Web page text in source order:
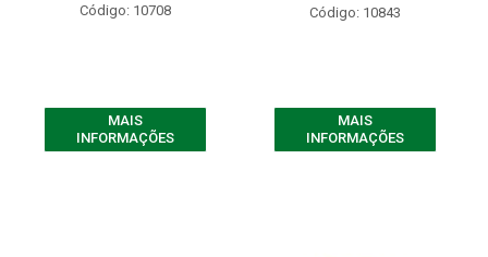
Código: 10708
MAIS
INFORMAÇÕES
Código: 10843
MAIS
INFORMAÇÕES